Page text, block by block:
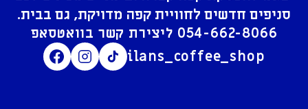
סניפים חדשים לחוויית קפה מדויקת, גם בבית.
054-662-8066
ilans_coffee_shop